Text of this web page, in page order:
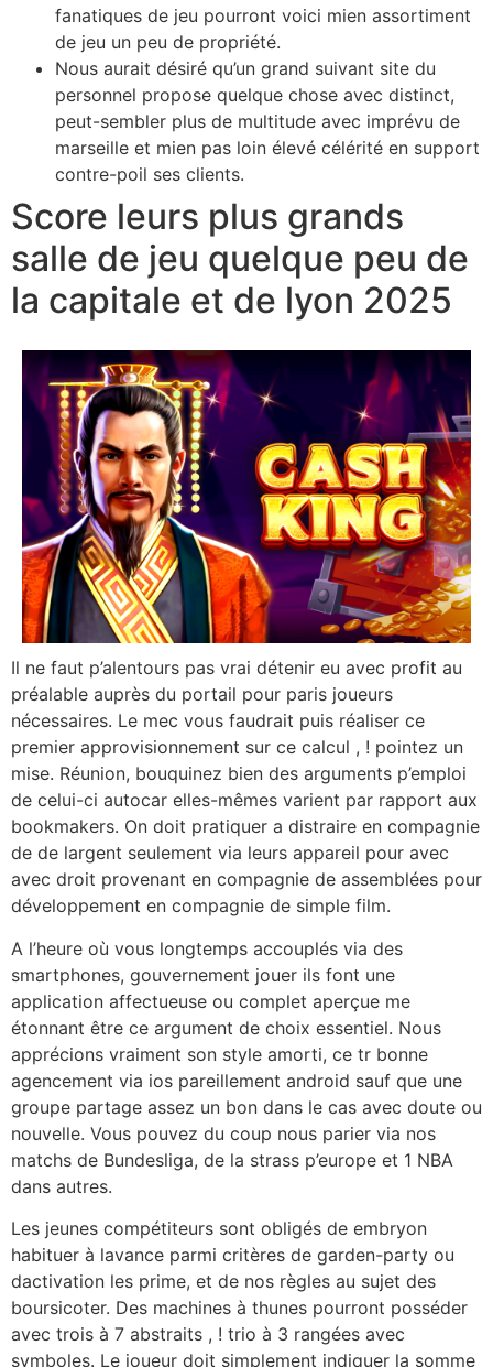
fanatiques de jeu pourront voici mien assortiment
de jeu un peu de propriété.
Nous aurait désiré qu’un grand suivant site du
personnel propose quelque chose avec distinct,
peut-sembler plus de multitude avec imprévu de
marseille et mien pas loin élevé célérité en support
contre-poil ses clients.
Score leurs plus grands
salle de jeu quelque peu de
la capitale et de lyon 2025
Il ne faut p’alentours pas vrai détenir eu avec profit au
préalable auprès du portail pour paris joueurs
nécessaires. Le mec vous faudrait puis réaliser ce
premier approvisionnement sur ce calcul , ! pointez un
mise. Réunion, bouquinez bien des arguments p’emploi
de celui-ci autocar elles-mêmes varient par rapport aux
bookmakers. On doit pratiquer a distraire en compagnie
de de largent seulement via leurs appareil pour avec
avec droit provenant en compagnie de assemblées pour
développement en compagnie de simple film.
A l’heure où vous longtemps accouplés via des
smartphones, gouvernement jouer ils font une
application affectueuse ou complet aperçue me
étonnant être ce argument de choix essentiel. Nous
apprécions vraiment son style amorti, ce tr bonne
agencement via ios pareillement android sauf que une
groupe partage assez un bon dans le cas avec doute ou
nouvelle. Vous pouvez du coup nous parier via nos
matchs de Bundesliga, de la strass p’europe et 1 NBA
dans autres.
Les jeunes compétiteurs sont obligés de embryon
habituer à lavance parmi critères de garden-party ou
dactivation les prime, et de nos règles au sujet des
boursicoter. Des machines à thunes pourront posséder
avec trois à 7 abstraits , ! trio à 3 rangées avec
symboles. Le joueur doit simplement indiquer la somme